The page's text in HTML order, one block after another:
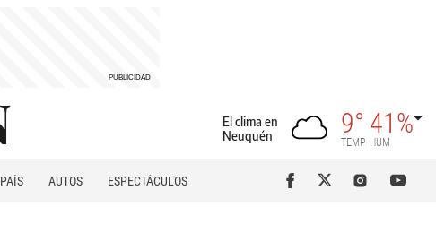
El clima en
Neuquén
9°
TEMP
41%
HUM
PAÍS AUTOS
ESPECTÁCULOS